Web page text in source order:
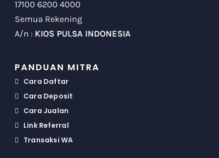
17100 6200 4000
Semua Rekening
A/n : KIOS PULSA INDONESIA
PANDUAN MITRA
Cara Daftar
Cara Deposit
Cara Jualan
Link Referral
Transaksi WA